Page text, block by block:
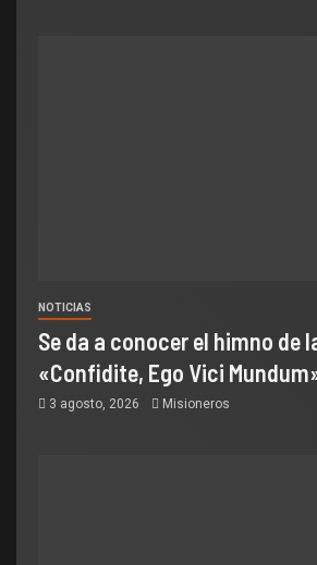
NOTICIAS
Se da a conocer el himno de
«Confidite, Ego Vici
3 agosto, 2026 Misioneros